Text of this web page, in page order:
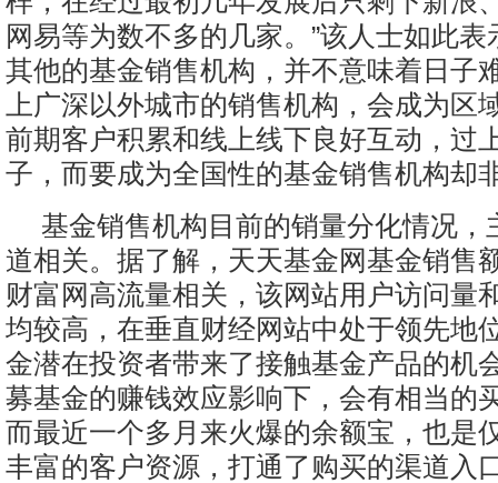
网易等为数不多的几家。”该人士如此
其他的基金销售机构，并不意味着日子
上广深以外城市的销售机构，会成为区
前期客户积累和线上线下良好互动，过
子，而要成为全国性的基金销售机构却
基金销售机构目前的销量分化情况，
道相关。据了解，天天基金网基金销售
财富网高流量相关，该网站用户访问量
均较高，在垂直财经网站中处于领先地
金潜在投资者带来了接触基金产品的机
募基金的赚钱效应影响下，会有相当的
而最近一个多月来火爆的余额宝，也是
丰富的客户资源，打通了购买的渠道入